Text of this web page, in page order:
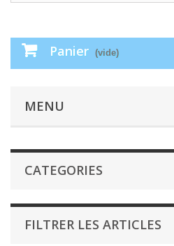
Panier (vide)
MENU
CATEGORIES
FILTRER LES ARTICLES